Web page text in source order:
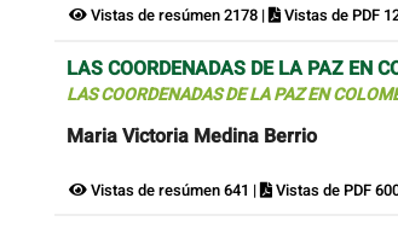
Vistas de resúmen 2178 | Vistas de PDF
LAS COORDENADAS DE LA PAZ EN
LAS COORDENADAS DE LA PAZ EN
Maria Victoria Medina Berrio
Vistas de resúmen 641 | Vistas de PDF